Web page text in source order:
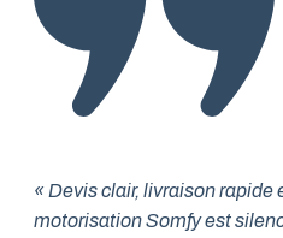
« Devis clair, livraison
motorisation Somfy est